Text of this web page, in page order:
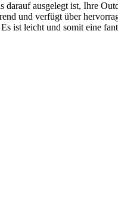
ausgelegt ist, Ihre
und verfügt über
ist leicht und somit eine